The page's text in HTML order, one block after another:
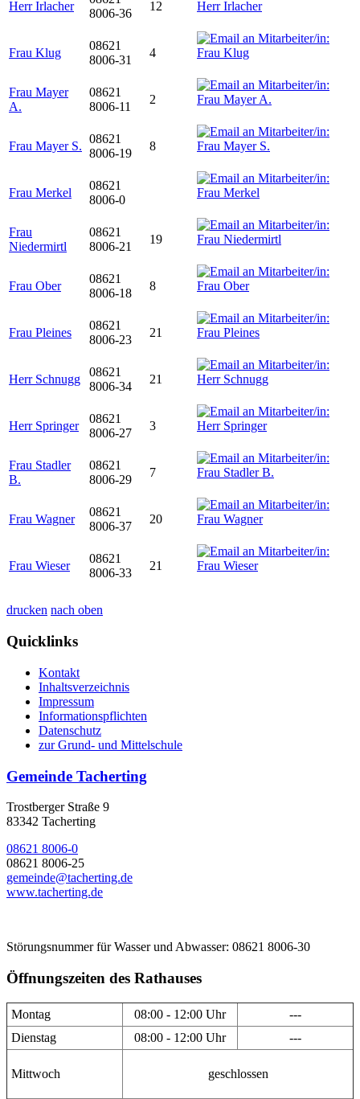
Herr Irlacher
8006-36
12
Frau Klug
08621
8006-31
4
Frau Mayer
A.
08621
8006-11
2
Frau Mayer S.
08621
8006-19
8
Frau Merkel
08621
8006-0
Frau
Niedermirtl
08621
8006-21
19
Frau Ober
08621
8006-18
8
Frau Pleines
08621
8006-23
21
Herr Schnugg
08621
8006-34
21
Herr Springer
08621
8006-27
3
Frau Stadler
B.
08621
8006-29
7
Frau Wagner
08621
8006-37
20
Frau Wieser
08621
8006-33
21
drucken nach oben
Quicklinks
Kontakt
Inhaltsverzeichnis
Impressum
Informationspflichten
Datenschutz
zur Grund- und Mittelschule
Gemeinde Tacherting
Trostberger Straße 9
83342 Tacherting
08621 8006-0
08621 8006-25
gemeinde@tacherting.de
www.tacherting.de
Störungsnummer für Wasser und Abwasser: 08621 8006-30
Öffnungszeiten des Rathauses
Montag 08:00 - 12:00 Uhr
---
Dienstag
08:00 - 12:00 Uhr ---
Mittwoch geschlossen